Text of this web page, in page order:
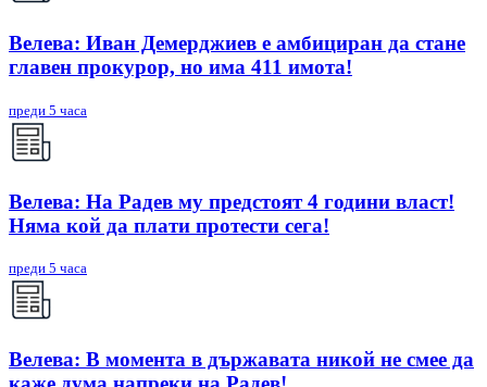
Велева: Иван Демерджиев е амбициран да стане
главен прокурор, но има 411 имота!
преди 5 часа
Велева: На Радев му предстоят 4 години власт!
Няма кой да плати протести сега!
преди 5 часа
Велева: В момента в държавата никой не смее да